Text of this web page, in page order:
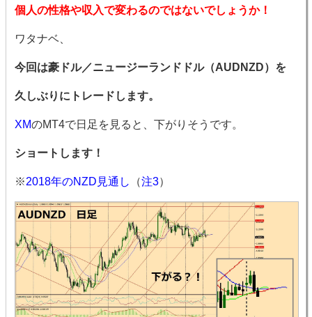
個人の性格や収入で変わるのではないでしょうか！
ワタナベ、
今回は豪ドル／ニュージーランドドル（AUDNZD）を
久しぶりにトレードします。
XMのMT4で日足を見ると、下がりそうです。
ショートします！
※2018年のNZD見通し （注3）